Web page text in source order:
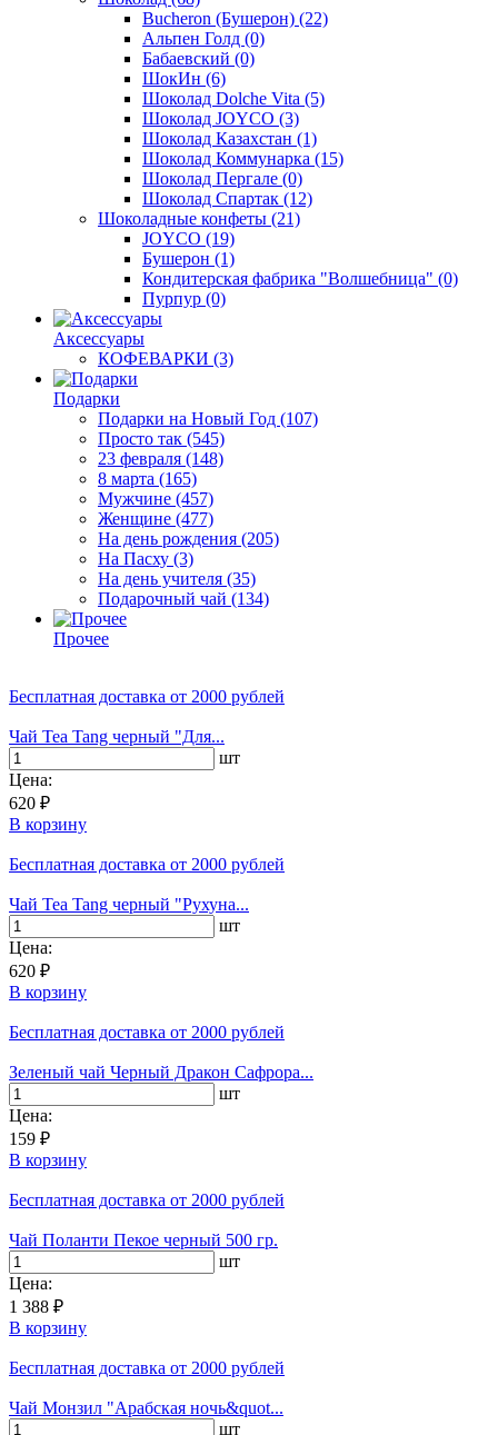
Bucheron (Бушерон) (22)
Альпен Голд (0)
Бабаевский (0)
ШокИн (6)
Шоколад Dolche Vita (5)
Шоколад JOYCO (3)
Шоколад Казахстан (1)
Шоколад Коммунарка (15)
Шоколад Пергале (0)
Шоколад Спартак (12)
Шоколадные конфеты (21)
JOYCO (19)
Бушерон (1)
Кондитерская фабрика "Волшебница" (0)
Пурпур (0)
Аксессуары
КОФЕВАРКИ (3)
Подарки
Подарки на Новый Год (107)
Просто так (545)
23 февраля (148)
8 марта (165)
Мужчине (457)
Женщине (477)
На день рождения (205)
На Пасху (3)
На день учителя (35)
Подарочный чай (134)
Прочее
Бесплатная доставка от 2000 рублей
Чай Tea Tang черный "Для...
шт
Цена:
620 ₽
В корзину
Бесплатная доставка от 2000 рублей
Чай Tea Tang черный "Рухуна...
шт
Цена:
620 ₽
В корзину
Бесплатная доставка от 2000 рублей
Зеленый чай Черный Дракон Сафрора...
шт
Цена:
159 ₽
В корзину
Бесплатная доставка от 2000 рублей
Чай Поланти Пекое черный 500 гр.
шт
Цена:
1 388 ₽
В корзину
Бесплатная доставка от 2000 рублей
Чай Монзил "Арабская ночь&quot...
шт